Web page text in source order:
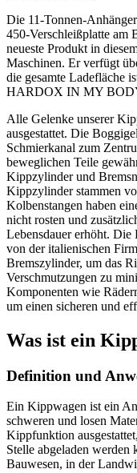
Die 11-Tonnen-
450-Verschleißplatte am
neueste Produkt in
Maschinen. Er verfügt
die gesamte Ladefläche
HARDOX IN MY
Alle Gelenke unserer
ausgestattet. Die
Schmierkanal zum
beweglichen Teile
Kippzylinder und
Kippzylinder stammen
Kolbenstangen haben
nicht rosten und
Lebensdauer erhöht. Die
von der italienischen
Bremszylinder, um das
Verschmutzungen zu
Komponenten wie
um einen sicheren und
Was ist ein
Definition und
Ein Kippwagen ist ein
schweren und losen
Kippfunktion
Stelle abgeladen
Bauwesen, in der